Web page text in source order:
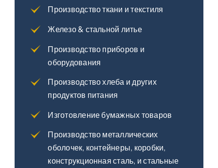
Производство ткани и текстиля
Железо & стальной литье
Производство приборов и
оборудования
Производство хлеба и других
продуктов питания
Изготовление бумажных товаров
Производство металлических
оболочек, контейнеры, коробки,
конструкционная сталь, и стальные